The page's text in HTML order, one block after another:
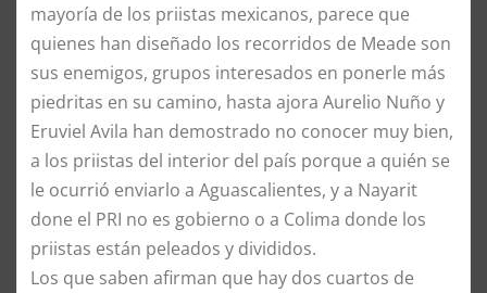
mayoría de los priistas mexicanos, parece que
quienes han diseñado los recorridos de Meade son
sus enemigos, grupos interesados en ponerle más
piedritas en su camino, hasta ajora Aurelio Nuño y
Eruviel Avila han demostrado no conocer muy bien,
a los priistas del interior del país porque a quién se
le ocurrió enviarlo a Aguascalientes, y a Nayarit
done el PRI no es gobierno o a Colima donde los
priistas están peleados y divididos.
Los que saben afirman que hay dos cuartos de